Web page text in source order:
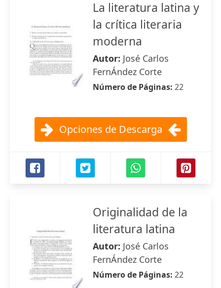
La literatura latina y
la crítica literaria
moderna
Autor: José Carlos
FernÁndez Corte
Número de Páginas: 22
Opciones de Descarga
Originalidad de la
literatura latina
Autor: José Carlos
FernÁndez Corte
Número de Páginas: 22